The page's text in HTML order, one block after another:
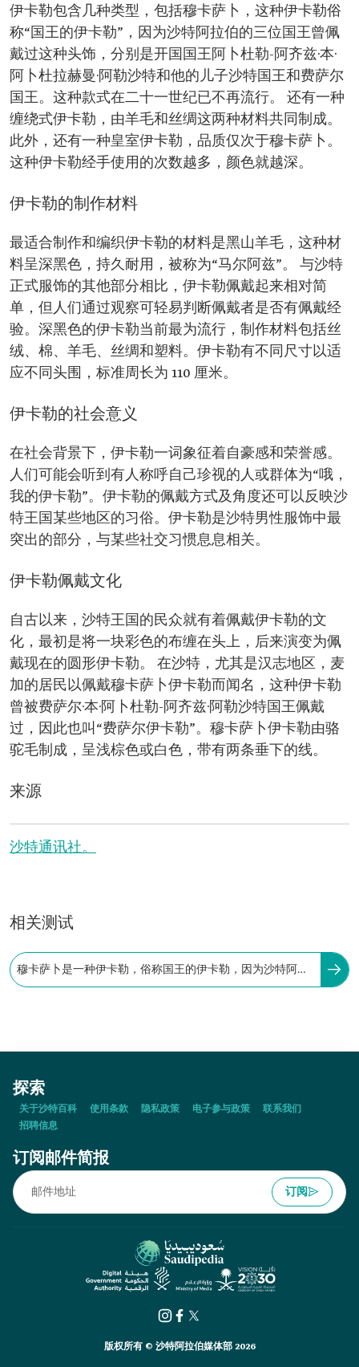
伊卡勒包含几种类型，包括穆卡萨卜，这种伊卡勒俗
称“国王的伊卡勒”，因为沙特阿拉伯的三位国王曾佩
戴过这种头饰，分别是开国国王阿卜杜勒-阿齐兹·本·
阿卜杜拉赫曼·阿勒沙特和他的儿子沙特国王和费萨尔
国王。这种款式在二十一世纪已不再流行。 还有一种
缠绕式伊卡勒，由羊毛和丝绸这两种材料共同制成。
此外，还有一种皇室伊卡勒，品质仅次于穆卡萨卜。
这种伊卡勒经手使用的次数越多，颜色就越深。
伊卡勒的制作材料
最适合制作和编织伊卡勒的材料是黑山羊毛，这种材
料呈深黑色，持久耐用，被称为“马尔阿兹”。 与沙特
正式服饰的其他部分相比，伊卡勒佩戴起来相对简
单，但人们通过观察可轻易判断佩戴者是否有佩戴经
验。深黑色的伊卡勒当前最为流行，制作材料包括丝
绒、棉、羊毛、丝绸和塑料。伊卡勒有不同尺寸以适
应不同头围，标准周长为 110 厘米。
伊卡勒的社会意义
在社会背景下，伊卡勒一词象征着自豪感和荣誉感。
人们可能会听到有人称呼自己珍视的人或群体为“哦，
我的伊卡勒”。伊卡勒的佩戴方式及角度还可以反映沙
特王国某些地区的习俗。伊卡勒是沙特男性服饰中最
突出的部分，与某些社交习惯息息相关。
伊卡勒佩戴文化
自古以来，沙特王国的民众就有着佩戴伊卡勒的文
化，最初是将一块彩色的布缠在头上，后来演变为佩
戴现在的圆形伊卡勒。 在沙特，尤其是汉志地区，麦
加的居民以佩戴穆卡萨卜伊卡勒而闻名，这种伊卡勒
曾被费萨尔·本·阿卜杜勒-阿齐兹·阿勒沙特国王佩戴
过，因此也叫“费萨尔伊卡勒”。穆卡萨卜伊卡勒由骆
驼毛制成，呈浅棕色或白色，带有两条垂下的线。
来源
沙特通讯社。
相关测试
穆卡萨卜是一种伊卡勒，俗称国王的伊卡勒，因为沙特阿拉
探索
关于沙特百科 使用条款 隐私政策 电子参与政策
联系我们
招聘信息
订阅邮件简报
订阅
版权所有 © 沙特阿拉伯媒体部 2026